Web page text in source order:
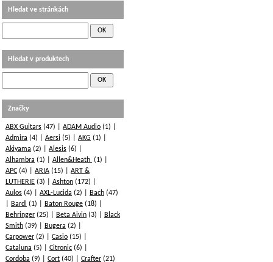
Hledat ve stránkách
Hledat v produktech
Značky
ABX Guitars (47) ADAM Audio (1)
Admira (4) Aersi (5) AKG (1)
Akiyama (2) Alesis (6)
Alhambra (1) Allen&Heath (1)
APC (4) ARIA (15)
ART &
LUTHERIE (3) Ashton (172)
Aulos (4) AXL-Lucida (2) Bach (47)
Bardl (1) Baton Rouge (18)
Behringer (25) Beta Aivin (3)
Black
Smith (39) Bugera (2)
Carpower (2) Casio (15)
Cataluna (5) Citronic (6)
Cordoba (9) Cort (40) Crafter (21)